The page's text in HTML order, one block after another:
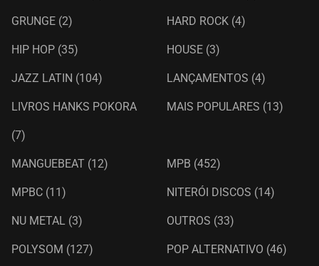
GRUNGE (2) HARD ROCK (4)
HIP HOP (35) HOUSE (3)
JAZZ LATIN (104) LANÇAMENTOS (4)
LIVROS HANKS POKORA
(7)
MAIS POPULARES (13)
MANGUEBEAT (12) MPB (452)
MPBC (11) NITERÓI DISCOS (14)
NU METAL (3) OUTROS (33)
POLYSOM (127) POP ALTERNATIVO (46)